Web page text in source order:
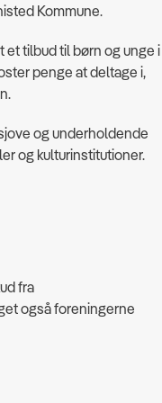
Kommune.
et tilbud til børn og unge i
penge at deltage i,
og underholdende
og kulturinstitutioner.
fra
også foreningerne